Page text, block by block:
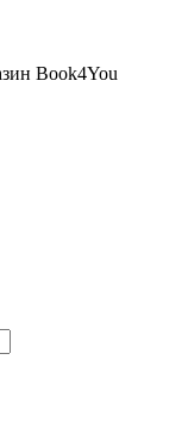
Book4You